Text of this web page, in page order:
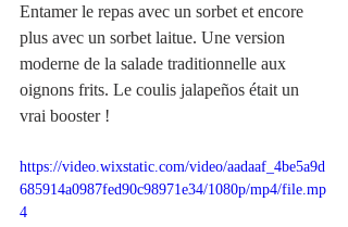
Entamer le repas avec un sorbet et encore
plus avec un sorbet laitue. Une version
moderne de la salade traditionnelle aux
oignons frits. Le coulis jalapeños était un
vrai booster !
https://video.wixstatic.com/video/aadaaf_4be5a9d
685914a0987fed90c98971e34/1080p/mp4/file.mp
4